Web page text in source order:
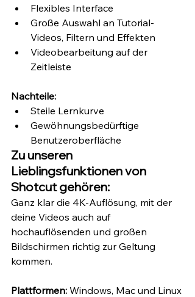
Flexibles Interface
Große Auswahl an Tutorial-
Videos, Filtern und Effekten
Videobearbeitung auf der
Zeitleiste
Nachteile:
Steile Lernkurve
Gewöhnungsbedürftige
Benutzeroberfläche
Zu unseren
Lieblingsfunktionen von
Shotcut gehören:
Ganz klar die 4K-Auflösung, mit der
deine Videos auch auf
hochauflösenden und großen
Bildschirmen richtig zur Geltung
kommen.
Plattformen: Windows, Mac und Linux